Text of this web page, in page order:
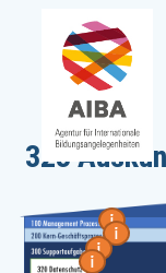
323